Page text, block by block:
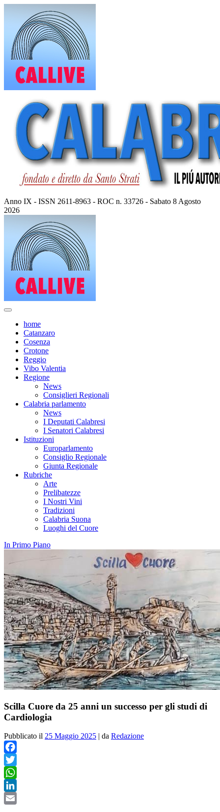
contenuto
Anno IX - ISSN 2611-8963 - ROC n. 33726 - Sabato 8 Agosto
2026
home
Catanzaro
Cosenza
Crotone
Reggio
Vibo Valentia
Regione
News
Consiglieri Regionali
Calabria parlamento
News
I Deputati Calabresi
I Senatori Calabresi
Istituzioni
Europarlamento
Consiglio Regionale
Giunta Regionale
Rubriche
Arte
Prelibatezze
I Nostri Vini
Tradizioni
Calabria Suona
Luoghi del Cuore
In Primo Piano
Scilla Cuore da 25 anni un successo per gli studi di
Cardiologia
Pubblicato il 25 Maggio 2025 | da Redazione
Facebook
Twitter
WhatsApp
LinkedIn